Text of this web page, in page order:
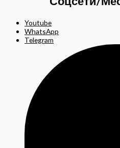
Youtube
WhatsApp
Telegram